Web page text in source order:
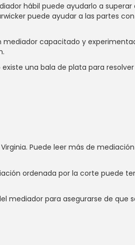
hábil puede ayudarlo a
puede ayudar a las partes
capacitado y
una bala de plata para
Puede leer más de
ordenada por la corte puede
mediador para asegurarse de